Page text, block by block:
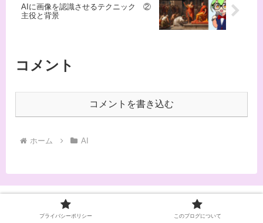
AIに画像を認識させるテクニック ②
主役と背景
コメント
コメントを書き込む
ホーム AI
プライバシーポリシー このブログについて